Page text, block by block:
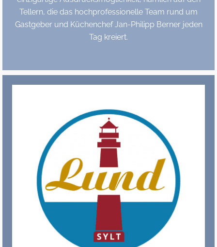
Tellern, die das hochprofessionelle Team rund um
Gastgeber und Küchenchef Jan-Philipp Berner jeden
Tag kreiert.